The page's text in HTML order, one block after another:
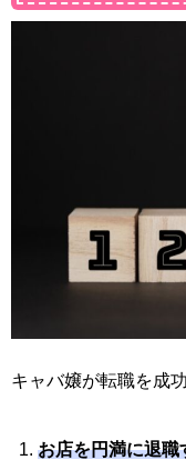
キャバ嬢が転職を成
お店を円満に退職